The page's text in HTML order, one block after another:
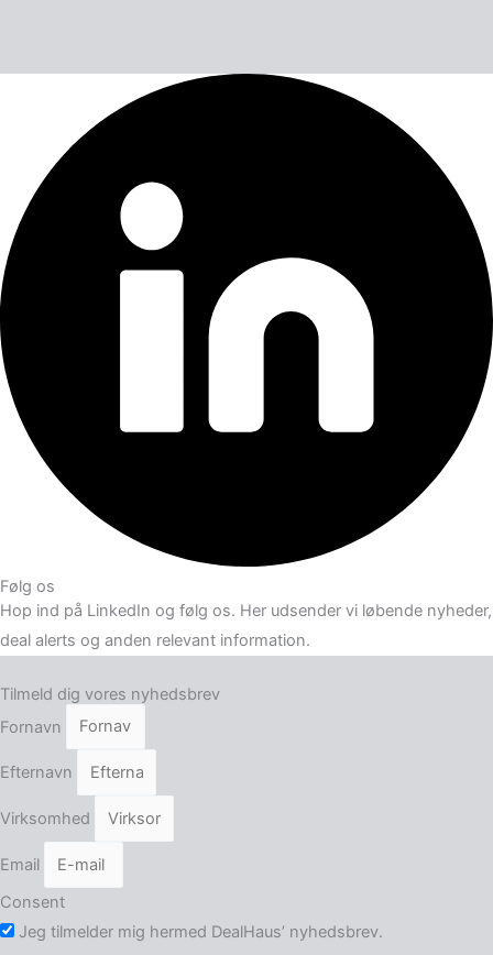
Følg os
Hop ind på LinkedIn og følg os. Her udsender vi løbende nyheder,
deal alerts og anden relevant information.
Tilmeld dig vores nyhedsbrev
Fornavn
Efternavn
Virksomhed
Email
Consent
Jeg tilmelder mig hermed DealHaus’ nyhedsbrev.